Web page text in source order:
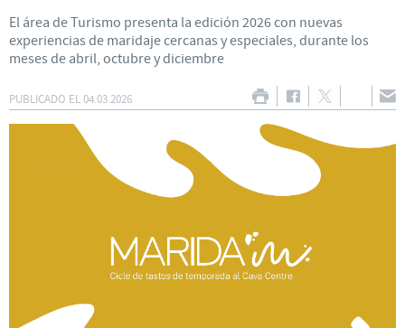
El área de Turismo presenta la edición 2026 con nuevas
experiencias de maridaje cercanas y especiales, durante los
meses de abril, octubre y diciembre
PUBLICADO EL04.03.2026